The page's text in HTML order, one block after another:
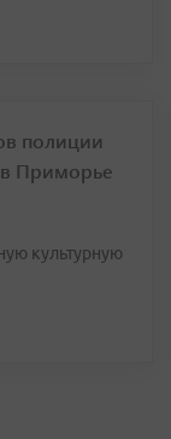
полиции
Приморье
культурную